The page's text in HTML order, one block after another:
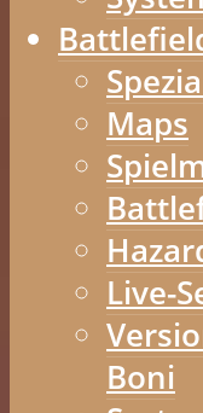
Maps
Live-
Boni